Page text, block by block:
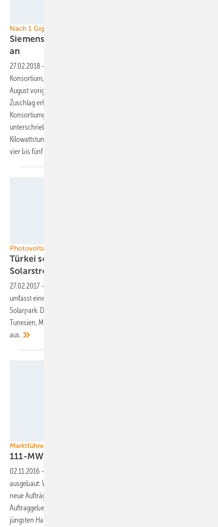
Nach 1 Gigawatt Zuschlag
Siemens' Türkei-Projekte nehmen erste Formen
an
27.02.2018 -
Konsortium, an dem unter anderen Siemens Gamesa beteiligt ist, im
August vorigen Jahres in der ersten Auktion in der Türkei den
Zuschlag erhalten. Jetzt teilte Siemens mit, dass die drei Partner im
Konsortiumgemeinsam ein PPA (Power Purchase Agreement)
unterschrieben haben. Damit gilt die Vergütung von 3,48 US-Cent pro
Kilowattstunde über 15 Jahre nach Inbetriebnahme der geplanten
vier bis fünf
Photovoltaikauktionen
Türkei schreibt ein Gigawatt
Solarstromleistung
27.02.2017 -
umfasst eine Modulfabrik, ein Forschungszentrum und einen riesigen
Solarpark. Die Ausschreibung läuft bereits. Auch Armenien, Sambia,
Tunesien, Mexiko und Bolivien schreiben weitere Photovoltaikanlage
aus.
Marktführerschaft
111-MW-Auftrag für Nordex in der
02.11.2016 -
ausgebaut: Wie der Hersteller mitteilte, erhielt das Unternehmen drei
neue Aufträge über insgesamt 37 Anlagen vom Typ N117/3000.
Auftraggeber ist die Eksim-Gruppe. Insgesamt hat Nordex laut dem
jüngsten Halbjahresbericht der Turkish Wind Energy Association vom